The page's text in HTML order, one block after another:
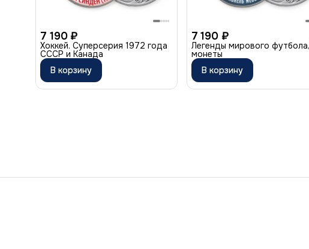
7 190 ₽
Хоккей. Суперсерия 1972 года
СССР и Канада
В корзину
7 190 ₽
Легенды мирового
монеты
В корзину